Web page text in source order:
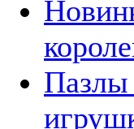
Пазлы